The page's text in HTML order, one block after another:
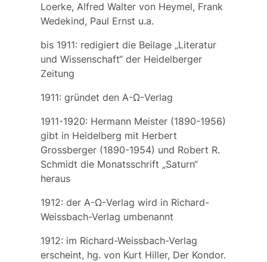
Loerke, Alfred Walter von Heymel, Frank
Wedekind, Paul Ernst u.a.
bis 1911: redigiert die Beilage „Literatur
und Wissenschaft“ der Heidelberger
Zeitung
1911: gründet den A-Ω-Verlag
1911-1920: Hermann Meister (1890-1956)
gibt in Heidelberg mit Herbert
Grossberger (1890-1954) und Robert R.
Schmidt die Monatsschrift „Saturn“
heraus
1912: der A-Ω-Verlag wird in Richard-
Weissbach-Verlag umbenannt
1912: im Richard-Weissbach-Verlag
erscheint, hg. von Kurt Hiller, Der Kondor.